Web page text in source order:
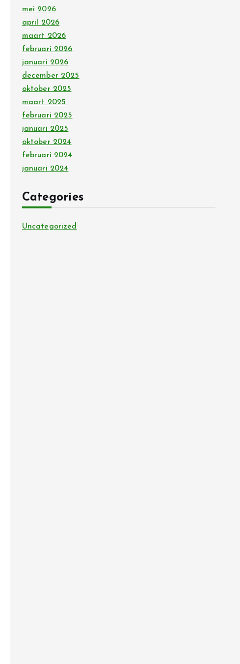
mei 2026
april 2026
maart 2026
februari 2026
januari 2026
december 2025
oktober 2025
maart 2025
februari 2025
januari 2025
oktober 2024
februari 2024
januari 2024
Categories
Uncategorized